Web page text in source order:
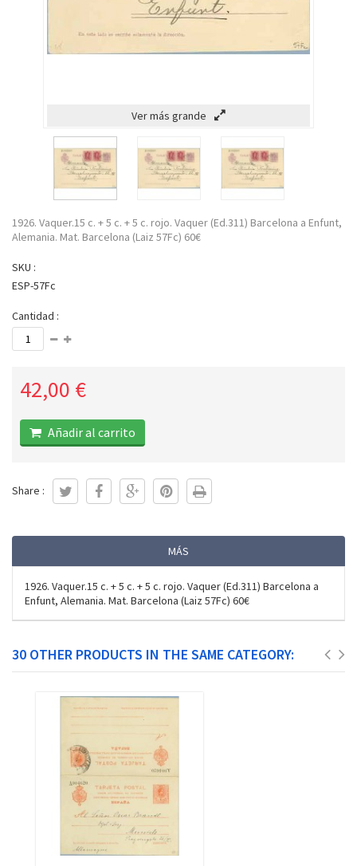
Ver más grande
1926. Vaquer.15 c. + 5 c. + 5 c. rojo. Vaquer (Ed.311) Barcelona a Enfunt,
Alemania. Mat. Barcelona (Laiz 57Fc) 60€
SKU :
ESP-57Fc
Cantidad :
42,00 €
Añadir al carrito
Share :
MÁS
1926. Vaquer.15 c. + 5 c. + 5 c. rojo. Vaquer (Ed.311) Barcelona a
Enfunt, Alemania. Mat. Barcelona (Laiz 57Fc) 60€
30 OTHER PRODUCTS IN THE SAME CATEGORY: